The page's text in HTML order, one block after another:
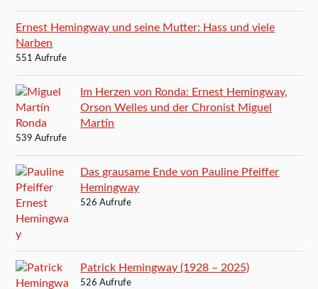
Ernest Hemingway und seine Mutter: Hass und viele
Narben
551 Aufrufe
Im Herzen von Ronda: Ernest Hemingway,
Orson Welles und der Chronist Miguel
Martín
539 Aufrufe
Das grausame Ende von Pauline Pfeiffer
Hemingway
526 Aufrufe
Patrick Hemingway (1928 – 2025)
526 Aufrufe